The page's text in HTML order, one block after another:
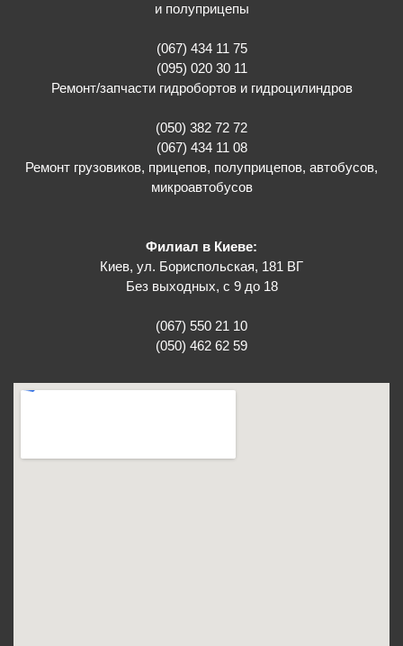
и полуприцепы
(067) 434 11 75
(095) 020 30 11
Ремонт/запчасти гидробортов и гидроцилиндров
(050) 382 72 72
(067) 434 11 08
Ремонт грузовиков, прицепов, полуприцепов, автобусов,
микроавтобусов
Филиал в Киеве:
Киев, ул. Бориспольская, 181 ВГ
Без выходных, с 9 до 18
(067) 550 21 10
(050) 462 62 59